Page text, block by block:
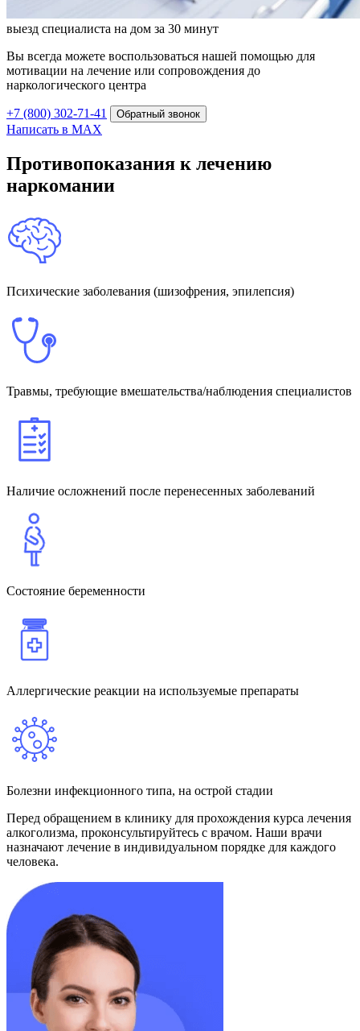
выезд специалиста на дом за 30 минут
Вы всегда можете воспользоваться нашей помощью для
мотивации на лечение или сопровождения до
наркологического центра
+7 (800) 302-71-41 Обратный звонок
Написать в MAX
Противопоказания к лечению
наркомании
Психические заболевания (шизофрения, эпилепсия)
Травмы, требующие вмешательства/наблюдения специалистов
Наличие осложнений после перенесенных заболеваний
Состояние беременности
Аллергические реакции на используемые препараты
Болезни инфекционного типа, на острой стадии
Перед обращением в клинику для прохождения курса лечения
алкоголизма, проконсультируйтесь с врачом. Наши врачи
назначают лечение в индивидуальном порядке для каждого
человека.